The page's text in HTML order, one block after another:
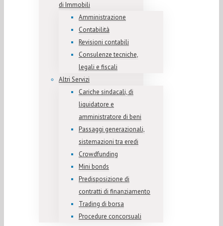
di Immobili
Amministrazione
Contabilità
Revisioni contabili
Consulenze tecniche,
legali e fiscali
Altri Servizi
Cariche sindacali, di
liquidatore e
amministratore di beni
Passaggi generazionali,
sistemazioni tra eredi
Crowdfunding
Mini bonds
Predisposizione di
contratti di finanziamento
Trading di borsa
Procedure concorsuali